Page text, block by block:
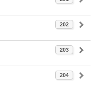
202
203
204